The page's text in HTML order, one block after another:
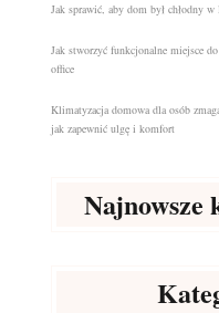
Jak sprawić, aby dom był chłodny w
Jak stworzyć funkcjonalne miejsce
office
Klimatyzacja domowa dla osób
jak zapewnić ulgę i komfort
Najnowsze